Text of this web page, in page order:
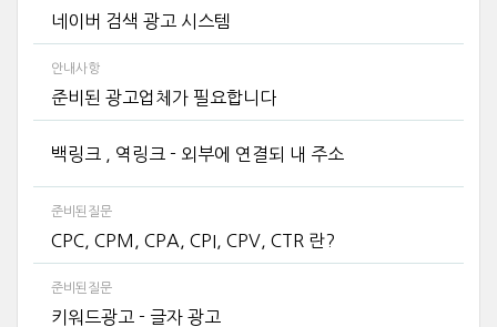
네이버 검색 광고 시스템
안내사항
준비된 광고업체가 필요합니다
백링크 , 역링크 - 외부에 연결되 내 주소
준비된질문
CPC, CPM, CPA, CPI, CPV, CTR 란?
준비된질문
키워드광고 - 글자 광고